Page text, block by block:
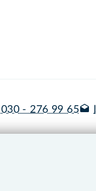
030 - 276 99 65